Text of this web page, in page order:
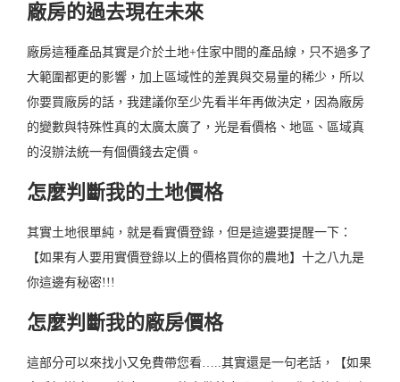
廠房的過去現在未來
廠房這種產品其實是介於土地+住家中間的產品線，只不過多了
大範圍都更的影響，加上區域性的差異與交易量的稀少，所以
你要買廠房的話，我建議你至少先看半年再做決定，因為廠房
的變數與特殊性真的太廣太廣了，光是看價格、地區、區域真
的沒辦法統一有個價錢去定價。
怎麼判斷我的土地價格
其實土地很單純，就是看實價登錄，但是這邊要提醒一下：
【如果有人要用實價登錄以上的價格買你的農地】十之八九是
你這邊有秘密!!!
怎麼判斷我的廠房價格
這部分可以來找小又免費帶您看…..其實還是一句老話，【如果